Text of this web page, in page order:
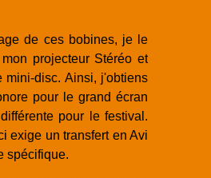
de ces bobines, je le
projecteur Stéréo et
mini-disc. Ainsi, j'obtiens
pour le grand écran
pour le festival.
exige un transfert en Avi
spécifique.